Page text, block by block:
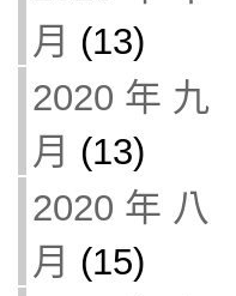
月 (13)
2020 年 九
月 (13)
2020 年 八
月 (15)